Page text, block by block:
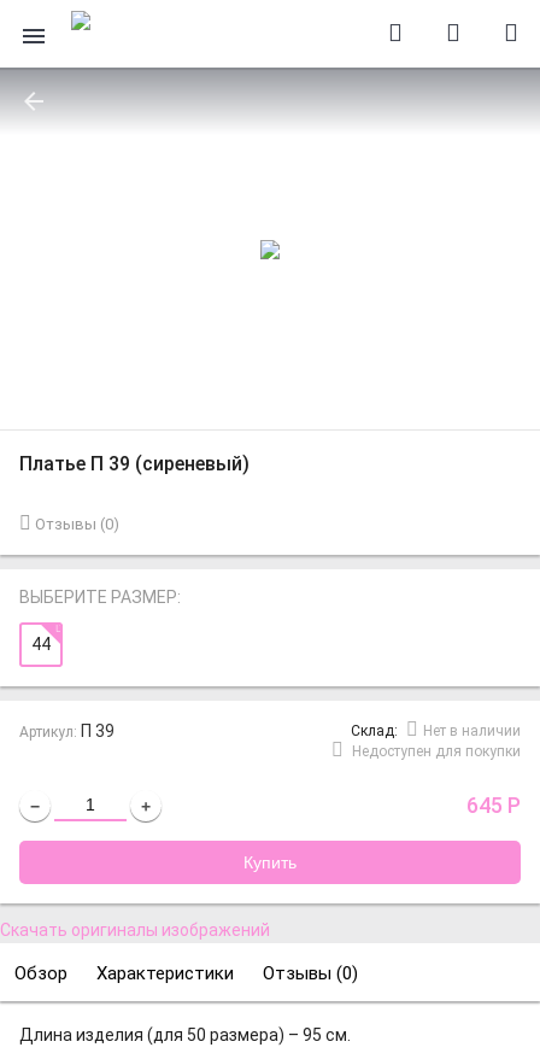
Платье П 39 (сиреневый)
Отзывы (0)
ВЫБЕРИТЕ РАЗМЕР:
44
Артикул: П 39 Cклад:
Нет в наличии
Недоступен для покупки
− + 645 Р
Скачать оригиналы изображений
Обзор Характеристики Отзывы (0)
Длина изделия (для 50 размера) – 95 см.